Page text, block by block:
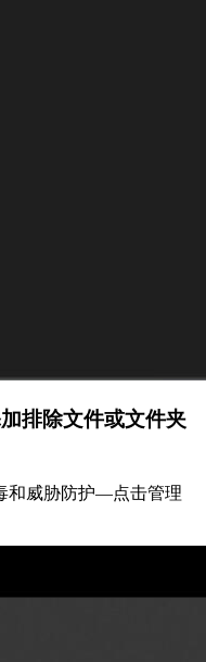
排除文件或文件夹
和威胁防护—点击管理